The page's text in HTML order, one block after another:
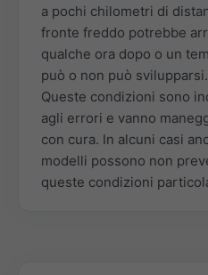
a pochi chilometri di
fronte freddo potrebbe
qualche ora dopo o un
può o non può svilupparsi.
Queste condizioni sono
agli errori e vanno
con cura. In alcuni casi
modelli possono non
queste condizioni